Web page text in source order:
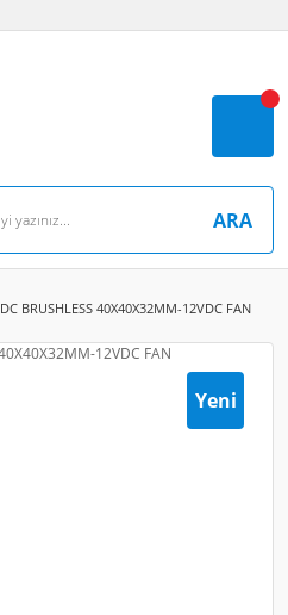
ARA
DC BRUSHLESS 40X40X32MM-12VDC FAN
Yeni